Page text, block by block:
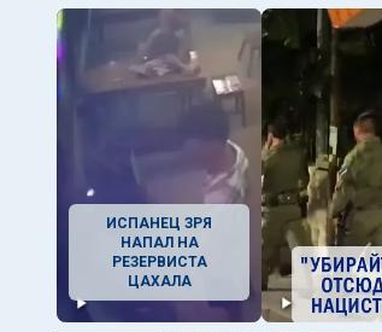
ИСПАНЕЦ ЗРЯ
НАПАЛ НА
РЕЗЕРВИСТА
ЦАХАЛА